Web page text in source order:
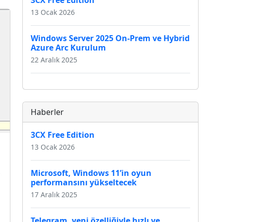
13 Ocak 2026
Windows Server 2025 On-Prem ve Hybrid
Azure Arc Kurulum
22 Aralık 2025
Haberler
3CX Free Edition
13 Ocak 2026
Microsoft, Windows 11’in oyun
performansını yükseltecek
17 Aralık 2025